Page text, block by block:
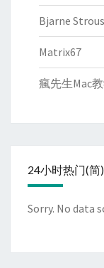
Bjarne
Matrix67
瘋先生Mac
24小时热门(简)
Sorry. No data